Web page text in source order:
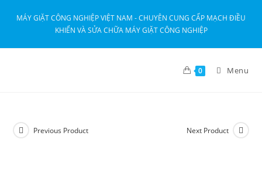
MÁY GIẶT CÔNG NGHIỆP VIỆT NAM - CHUYÊN CUNG CẤP MẠCH ĐIỀU
KHIỂN VÀ SỬA CHỮA MÁY GIẶT CÔNG NGHIỆP
0 Menu
Previous Product Next Product